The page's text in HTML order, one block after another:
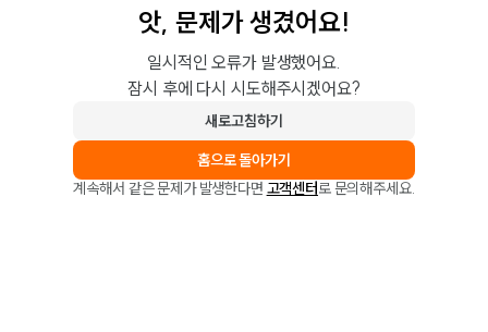
앗, 문제가 생겼어요!
일시적인 오류가 발생했어요.
잠시 후에 다시 시도해주시겠어요?
새로고침하기
홈으로 돌아가기
계속해서 같은 문제가 발생한다면 고객센터로 문의해주세요.